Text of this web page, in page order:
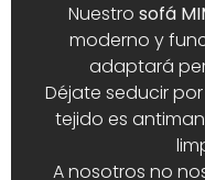
Nuestro sofá
moderno y
adaptará
Déjate seducir
tejido es
A nosotros no